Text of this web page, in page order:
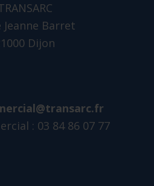
Jeanne Barret
Dijon
: 03 84 86 07 77